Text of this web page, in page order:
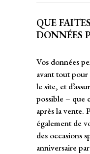
QUE
DONNÉES
Vos données
avant tout
le site, et
possible – que
après la vente.
également de
des occasions
anniversaire